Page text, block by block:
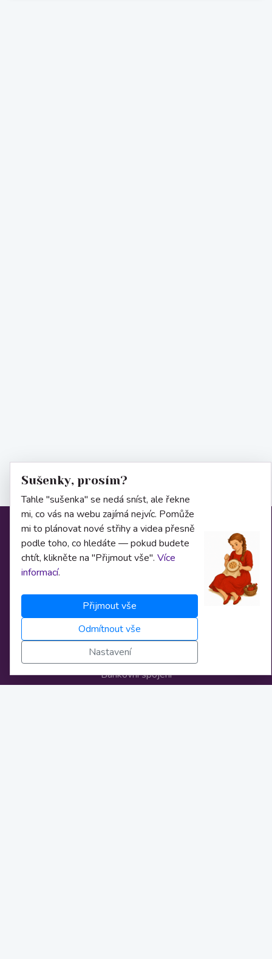
Informace
Obchodní podmínky
Osobní údaje
Nastavení cookies
Bankovní spojení
Sušenky, prosím?
Tahle "sušenka" se nedá sníst, ale řekne
mi, co vás na webu zajímá nejvíc. Pomůže
mi to plánovat nové střihy a videa přesně
podle toho, co hledáte — pokud budete
chtít, klikněte na "Přijmout vše". Více
informací.
Přijmout vše
Odmítnout vše
Nastavení